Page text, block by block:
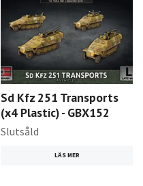
Sd Kfz 251 Transports
(x4 Plastic) - GBX152
Slutsåld
LÄS MER